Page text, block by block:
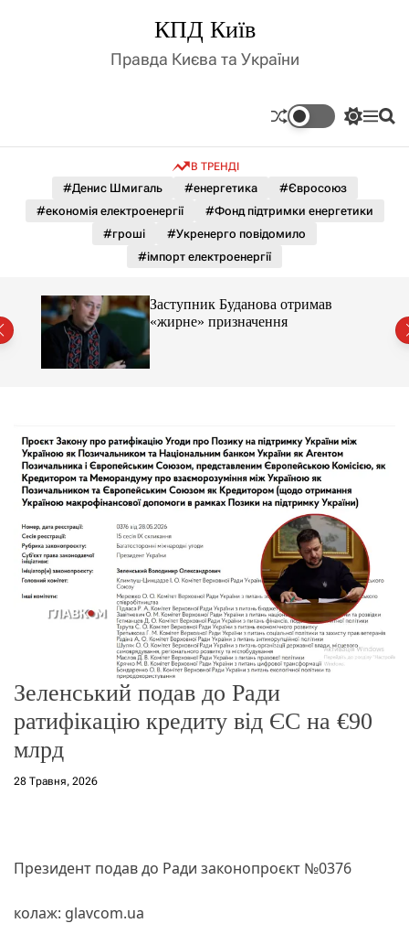
д
КПД Київ
Правда Києва та України
П
м
к
ь
е
ж
м
у
М П
В ТРЕНДІ
#Денис Шмигаль #енергетика
#Євросоюз
#економія електроенергії
#Фонд підтримки енергетики
#гроші
#Укренерго повідомило
#імпорт електроенергії
Заступник Буданова отримав
«жирне» призначення
Зеленський подав до Ради
ратифікацію кредиту від ЄС на €90
млрд
28 Травня, 2026
Президент подав до Ради законопроєкт №0376
колаж: glavcom.ua